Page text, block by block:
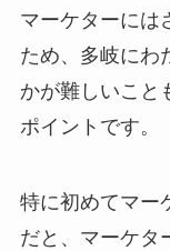
マーケターには
ため、多岐にわ
かが難しいこと
ポイントです。
特に初めてマー
だと、マーケタ